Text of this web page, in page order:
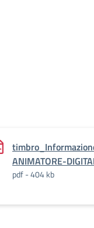
ANIMATORE-
pdf - 404 kb